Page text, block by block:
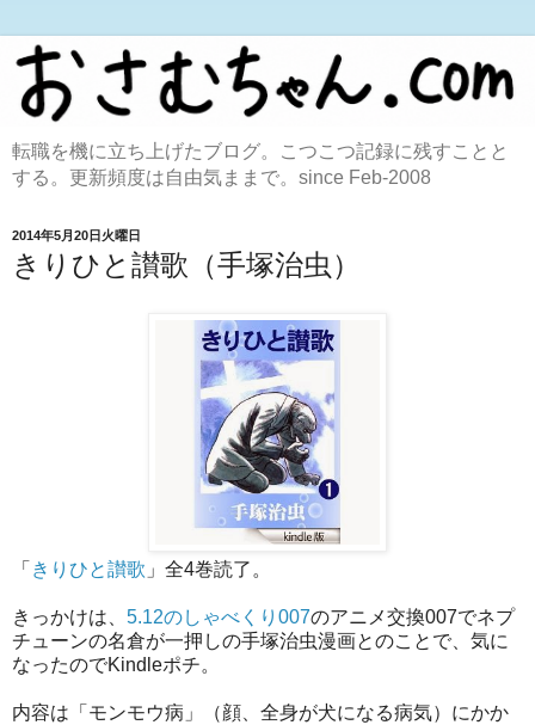
転職を機に立ち上げたブログ。こつこつ記録に残すことと
する。更新頻度は自由気ままで。since Feb-2008
2014年5月20日火曜日
きりひと讃歌（手塚治虫）
「 きりひと讃歌 」全4巻読了。
きっかけは、 5.12のしゃべくり007のアニメ交換007でネプ
チューンの名倉が一押しの手塚治虫漫画とのことで、気に
なったのでKindleポチ。
内容は「モンモウ病」（顔、全身が犬になる病気）にかか